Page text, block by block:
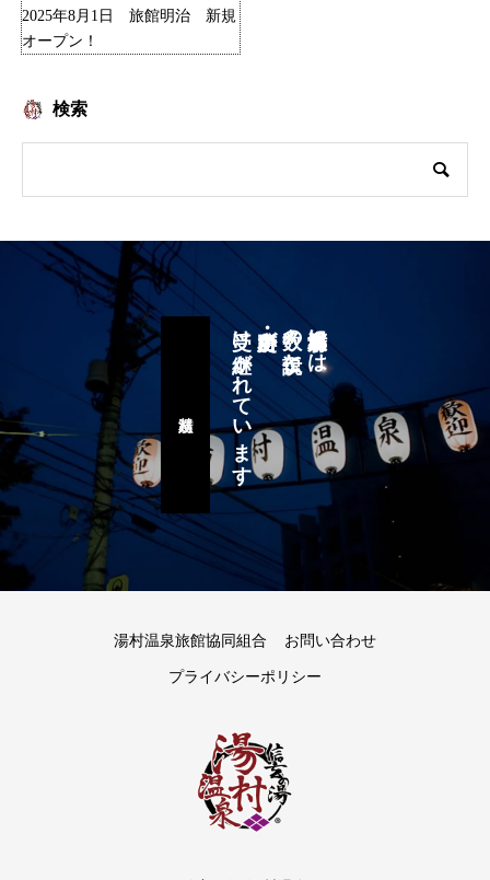
2025年8月1日 旅館明治 新規
オープン！
検索
湯村温泉郷には
数々の伝説と
史跡・名所が
受け継がれています
湯村八蹟巡り
湯村温泉旅館協同組合 お問い合わせ
プライバシーポリシー